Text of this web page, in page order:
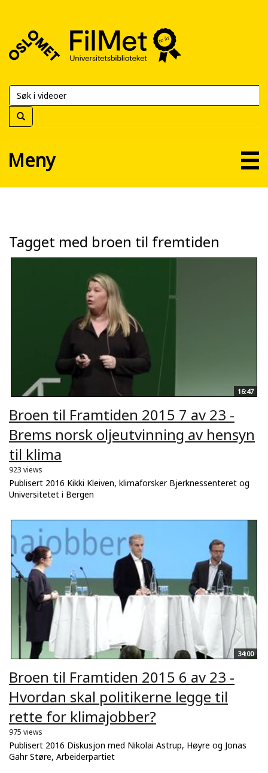
FilMet
Universitetsbiblioteket
Meny
Tagget med broen til fremtiden
16:47
Broen til Framtiden 2015 7 av 23 -
Brems norsk oljeutvinning av hensyn
til klima
923 views
Publisert 2016 Kikki Kleiven, klimaforsker Bjerknessenteret og
Universitetet i Bergen
34:00
Broen til Framtiden 2015 6 av 23 -
Hvordan skal politikerne legge til
rette for klimajobber?
975 views
Publisert 2016 Diskusjon med Nikolai Astrup, Høyre og Jonas
Gahr Støre, Arbeiderpartiet